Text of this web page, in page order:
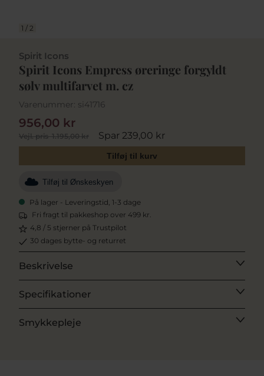
1 / 2
Spirit Icons
Spirit Icons Empress øreringe forgyldt
sølv multifarvet m. cz
Varenummer: si41716
Vejl. pris1.195,00 kr Spar 239,00 kr
956,00 kr
Tilføj til kurv
Tilføj til Ønskeskyen
På lager - Leveringstid, 1-3 dage
Fri fragt til pakkeshop over 499 kr.
4,8 / 5 stjerner på Trustpilot
30 dages bytte- og returret
Beskrivelse
Specifikationer
Smykkepleje